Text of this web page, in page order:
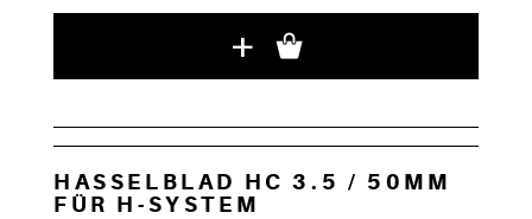
+
HASSELBLAD HC 3.5 / 50MM
FÜR H-SYSTEM